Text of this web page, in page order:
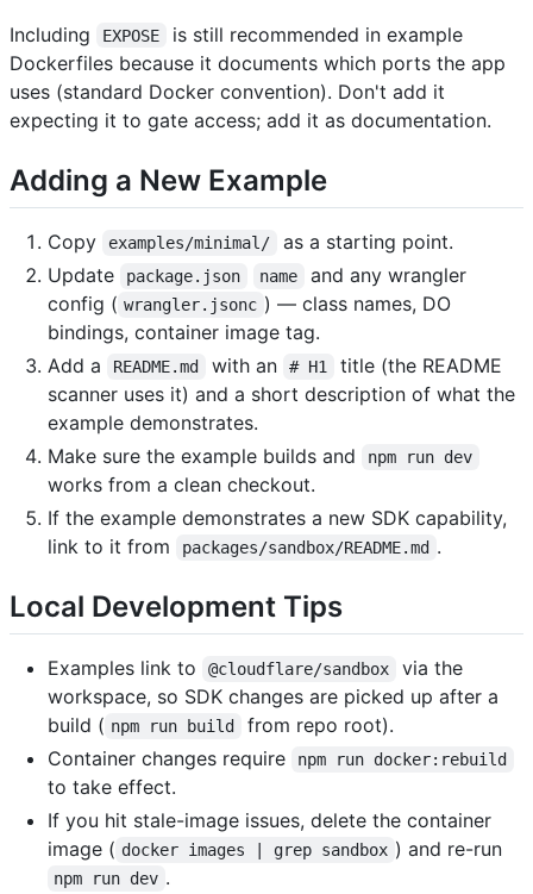
Including
EXPOSE
is still recommended in example
Dockerfiles because it documents which ports the app
uses (standard Docker convention). Don't add it
expecting it to gate access; add it as documentation.
Adding a New Example
Copy examples/minimal/
as a starting point.
Update
package.json name
and any wrangler
config ( wrangler.jsonc ) — class names, DO
bindings, container image tag.
Add a
README.md with an # H1
title (the README
scanner uses it) and a short description of what the
example demonstrates.
Make sure the example builds and
npm run dev
works from a clean checkout.
If the example demonstrates a new SDK capability,
link to it from
packages/sandbox/README.md .
Local Development Tips
Examples link to @cloudflare/sandbox
via the
workspace, so SDK changes are picked up after a
build ( npm run build
from repo root).
Container changes require
npm run docker:rebuild
to take effect.
If you hit stale-image issues, delete the container
image ( docker images | grep sandbox ) and re-run
npm run dev .